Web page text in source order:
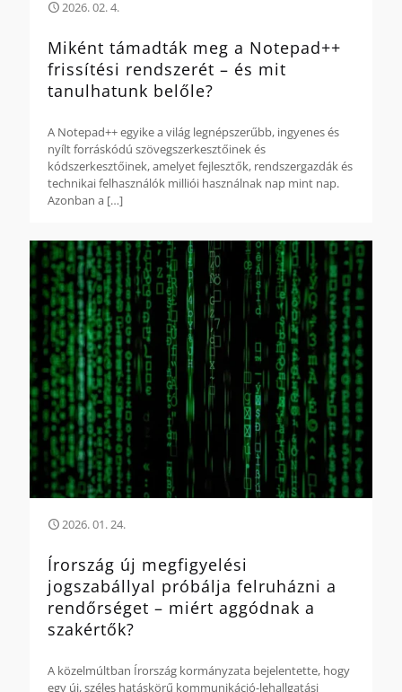
2026. 02. 4.
Miként támadták meg a Notepad++
frissítési rendszerét – és mit
tanulhatunk belőle?
A Notepad++ egyike a világ legnépszerűbb, ingyenes és
nyílt forráskódú szövegszerkesztőinek és
kódszerkesztőinek, amelyet fejlesztők, rendszergazdák és
technikai felhasználók milliói használnak nap mint nap.
Azonban a […]
2026. 01. 24.
Írország új megfigyelési
jogszabállyal próbálja felruházni a
rendőrséget – miért aggódnak a
szakértők?
A közelmúltban Írország kormányzata bejelentette, hogy
egy új, széles hatáskörű kommunikáció-lehallgatási